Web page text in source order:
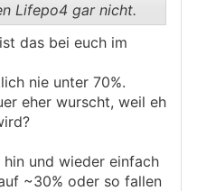
Lifepo4 gar nicht.
das bei euch im
nie unter 70%.
eher wurscht, weil eh
und wieder einfach
~30% oder so fallen